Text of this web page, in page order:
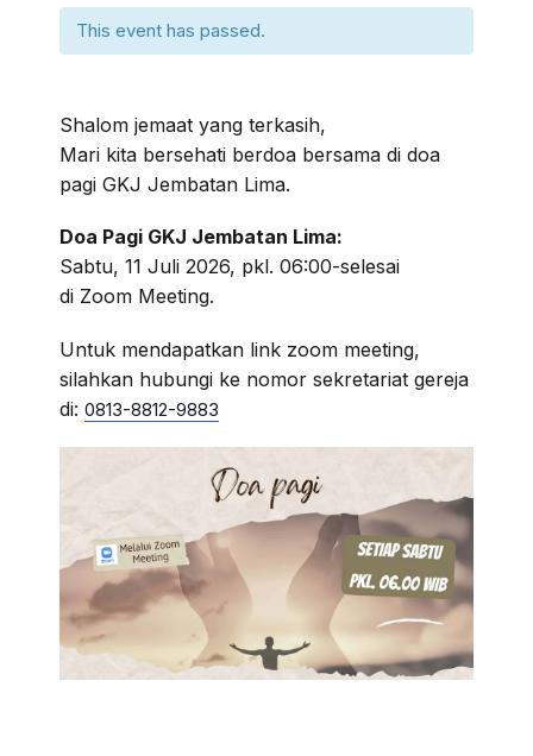
This event has passed.
Shalom jemaat yang terkasih,
Mari kita bersehati berdoa bersama di doa
pagi GKJ Jembatan Lima.
Doa Pagi GKJ Jembatan Lima:
Sabtu, 11 Juli 2026, pkl. 06:00-selesai
di Zoom Meeting.
Untuk mendapatkan link zoom meeting,
silahkan hubungi ke nomor sekretariat gereja
di: 0813-8812-9883